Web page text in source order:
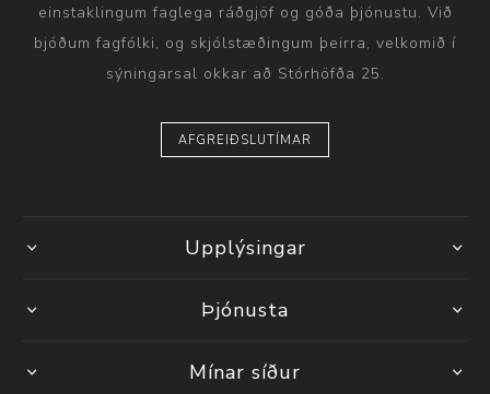
einstaklingum faglega ráðgjöf og góða þjónustu. Við
bjóðum fagfólki, og skjólstæðingum þeirra, velkomið í
sýningarsal okkar að Stórhöfða 25.
AFGREIÐSLUTÍMAR
Upplýsingar
Þjónusta
Mínar síður